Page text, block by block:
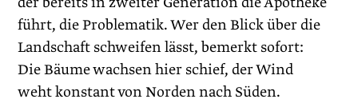
führt, die Problematik. Wer den Blick über die
Landschaft schweifen lässt, bemerkt sofort:
Die Bäume wachsen hier schief, der Wind
weht konstant von Norden nach Süden.